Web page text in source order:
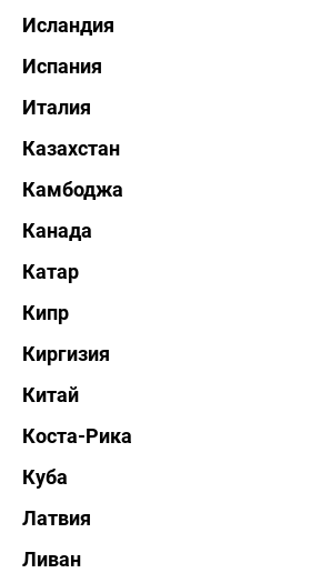
Исландия
Испания
Италия
Казахстан
Камбоджа
Канада
Катар
Кипр
Киргизия
Китай
Коста-Рика
Куба
Латвия
Ливан